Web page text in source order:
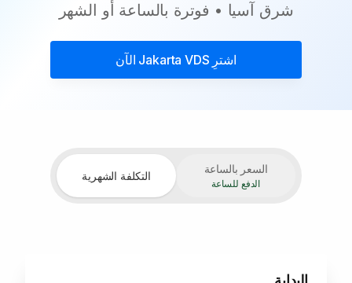
شرق آسيا • فوترة بالساعة أو الشهر
اشترِ Jakarta VDS الآن
السعر بالساعة
الدفع للساعة
التكلفة الشهرية